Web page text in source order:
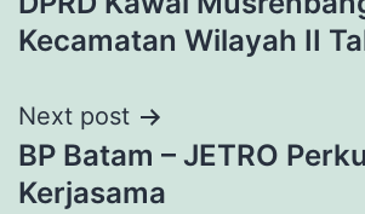
navigation
Kecamatan Wilayah II
Next post
BP Batam – JETRO
Kerjasama